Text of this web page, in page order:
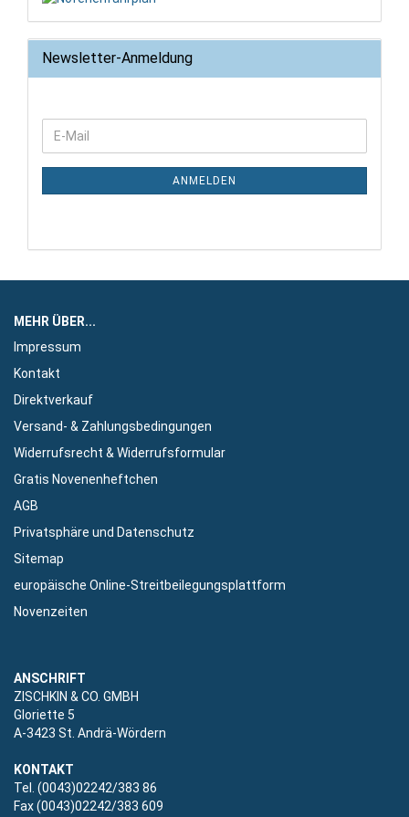
Newsletter-Anmeldung
WEITER
ZUR
NEWSLETTER-
E-
Mail
ANMELDEN
MEHR ÜBER...
Impressum
Kontakt
Direktverkauf
Versand- & Zahlungsbedingungen
Widerrufsrecht & Widerrufsformular
Gratis Novenenheftchen
AGB
Privatsphäre und Datenschutz
Sitemap
europäische Online-Streitbeilegungsplattform
Novenzeiten
ANSCHRIFT
ZISCHKIN & CO. GMBH
Gloriette 5
A-3423 St. Andrä-Wördern
KONTAKT
Tel. (0043)02242/383 86
Fax (0043)02242/383 609